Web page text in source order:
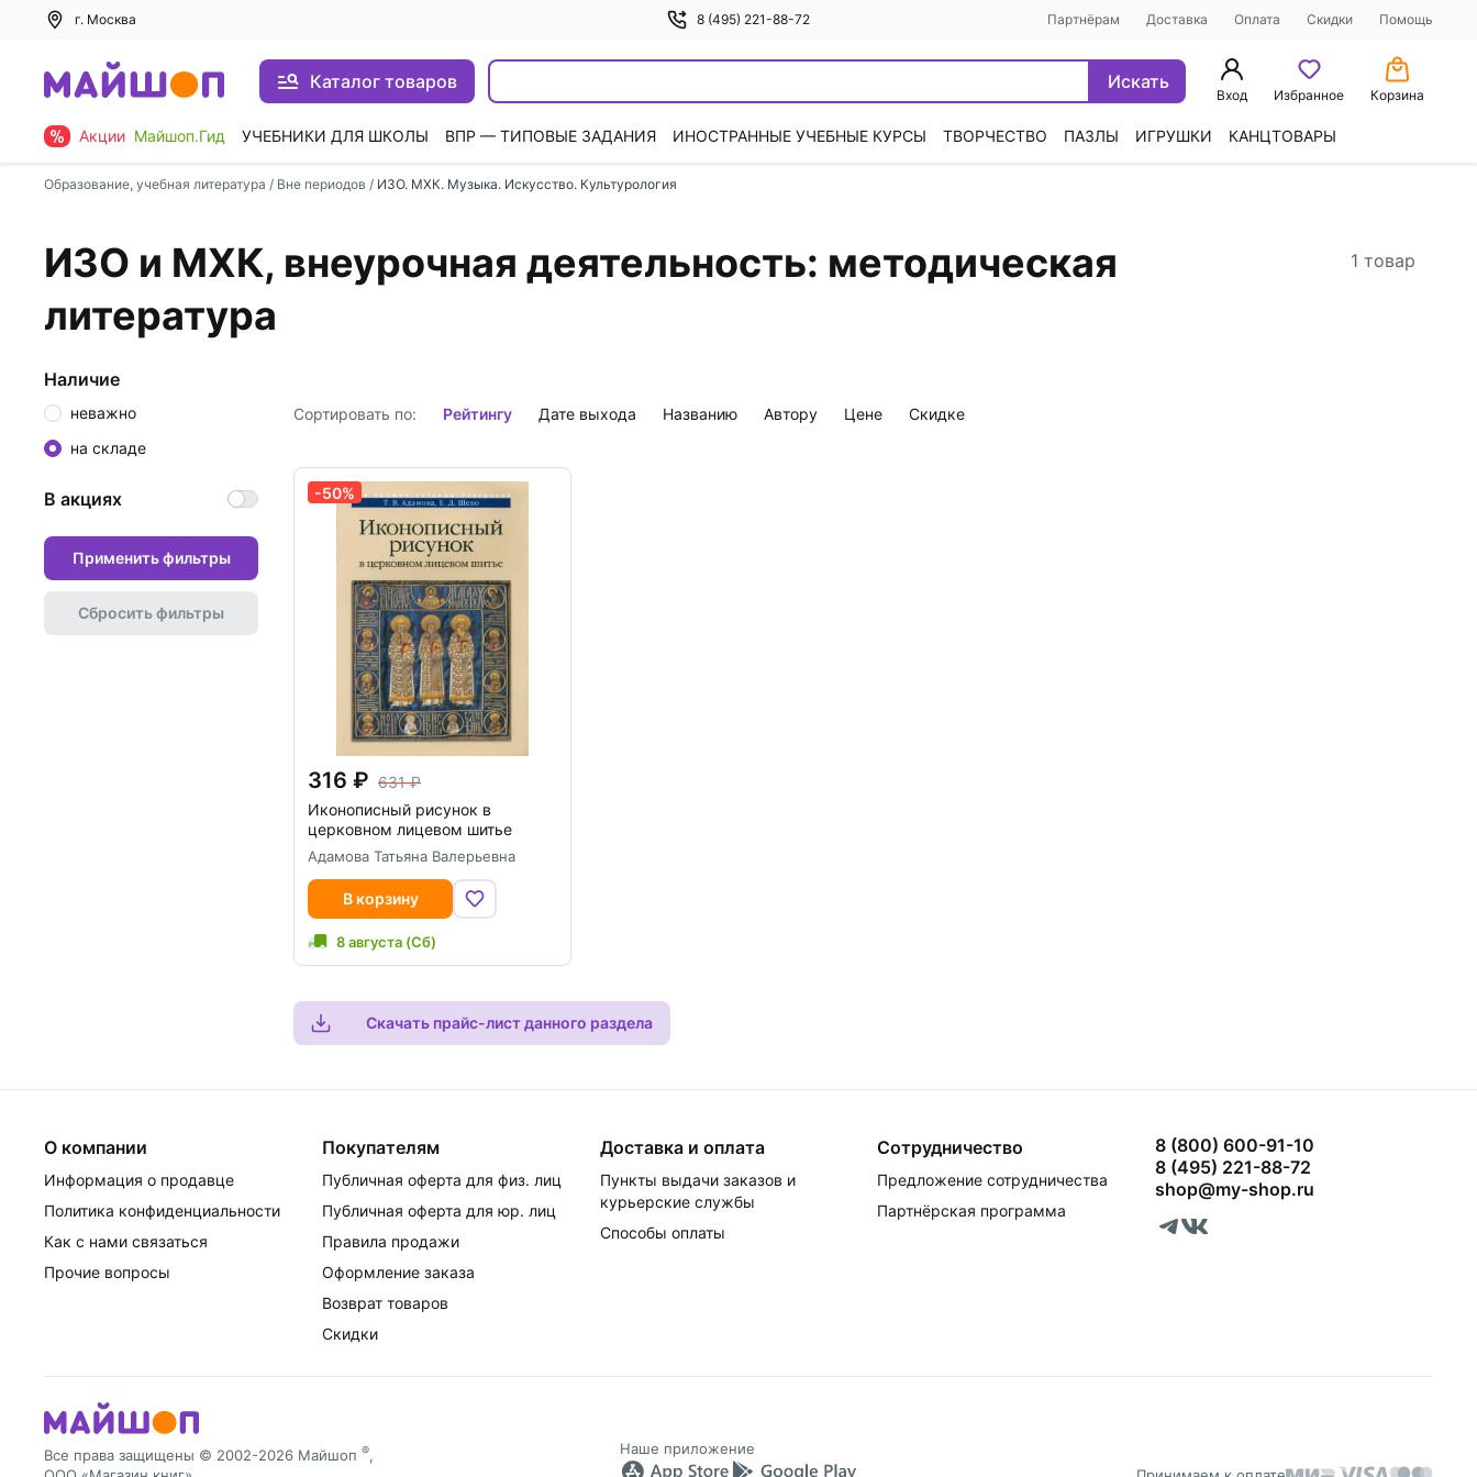
г. Москва 8 (495) 221-88-72 Партнёрам Доставка Оплата Скидки Помощь
Каталог товаров Искать
Вход Избранное Корзина
Акции Майшоп.Гид УЧЕБНИКИ ДЛЯ ШКОЛЫ ВПР — ТИПОВЫЕ ЗАДАНИЯ ИНОСТРАННЫЕ УЧЕБНЫЕ КУРСЫ ТВОРЧЕСТВО ПАЗЛЫ ИГРУШКИ КАНЦТОВАРЫ
Образование, учебная литература / Вне периодов / ИЗО. МХК. Музыка. Искусство. Культурология
ИЗО и МХК, внеурочная деятельность: методическая
литература
1 товар
Сортировать по: рейтингу дате выхода названию автору цене скидке
-50%
316
631
Иконописный рисунок в
церковном лицевом шитье
Адамова Татьяна Валерьевна
В корзину
8 августа (Сб)
Скачать прайс-лист данного раздела
Наличие
неважно
на складе
В акциях
Применить фильтры
Сбросить фильтры
О компании
Информация о продавце
Политика конфиденциальности
Как с нами связаться
Прочие вопросы
Покупателям
Публичная оферта для физ. лиц
Публичная оферта для юр. лиц
Правила продажи
Оформление заказа
Возврат товаров
Скидки
Доставка и оплата
Пункты выдачи заказов и
курьерские службы
Способы оплаты
Сотрудничество
Предложение сотрудничества
Партнёрская программа
8 (800) 600-91-10
8 (495) 221-88-72
shop@my-shop.ru
Все права защищены © 2002-2026 Майшоп ®,
Наше приложение